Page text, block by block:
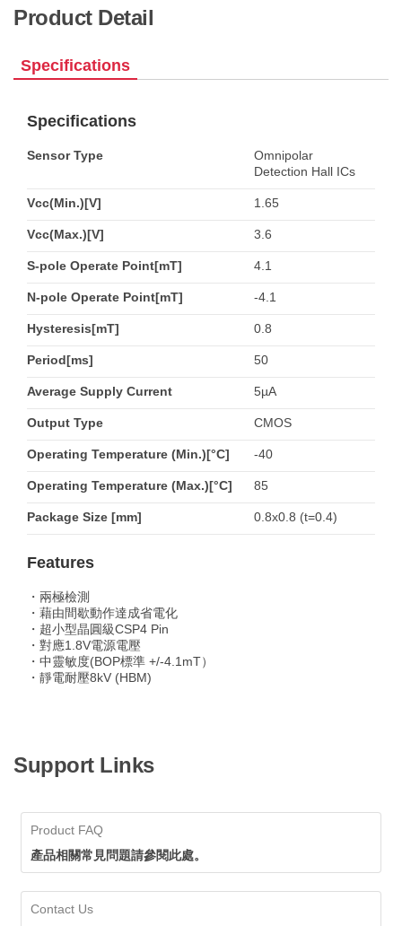
Product Detail
Specifications
Specifications
Sensor Type
Omnipolar
Detection Hall ICs
Vcc(Min.)[V] 1.65
Vcc(Max.)[V] 3.6
S-pole Operate Point[mT] 4.1
N-pole Operate Point[mT] -4.1
Hysteresis[mT] 0.8
Period[ms] 50
Average Supply Current 5µA
Output Type CMOS
Operating Temperature (Min.)[°C] -40
Operating Temperature (Max.)[°C] 85
Package Size [mm] 0.8x0.8 (t=0.4)
Features
・兩極檢測
・藉由間歇動作達成省電化
・超小型晶圓級CSP4 Pin
・對應1.8V電源電壓
・中靈敏度(BOP標準 +/-4.1mT）
・靜電耐壓8kV (HBM)
Support Links
Product FAQ
產品相關常見問題請參閱此處。
Contact Us